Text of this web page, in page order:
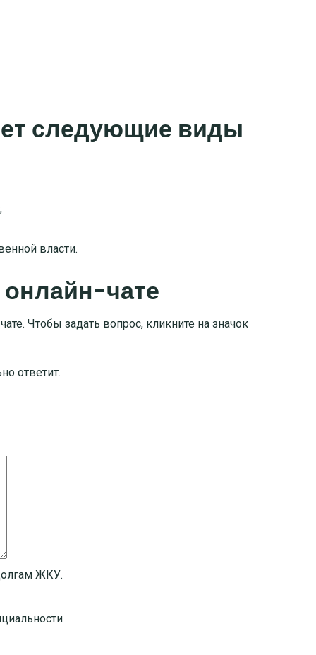
следующие виды
;
власти.
онлайн-чате
Чтобы задать вопрос, кликните на значок
ответит.
ЖКУ.